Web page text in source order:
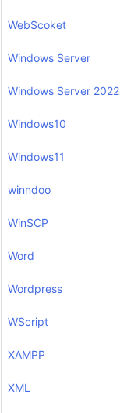
WebScoket
Windows Server
Windows Server 2022
Windows10
Windows11
winndoo
WinSCP
Word
Wordpress
WScript
XAMPP
XML